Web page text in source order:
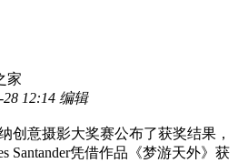
家
12:14 编辑
创意摄影大奖赛公布了获奖结果，
Santander凭借作品《梦游天外》获